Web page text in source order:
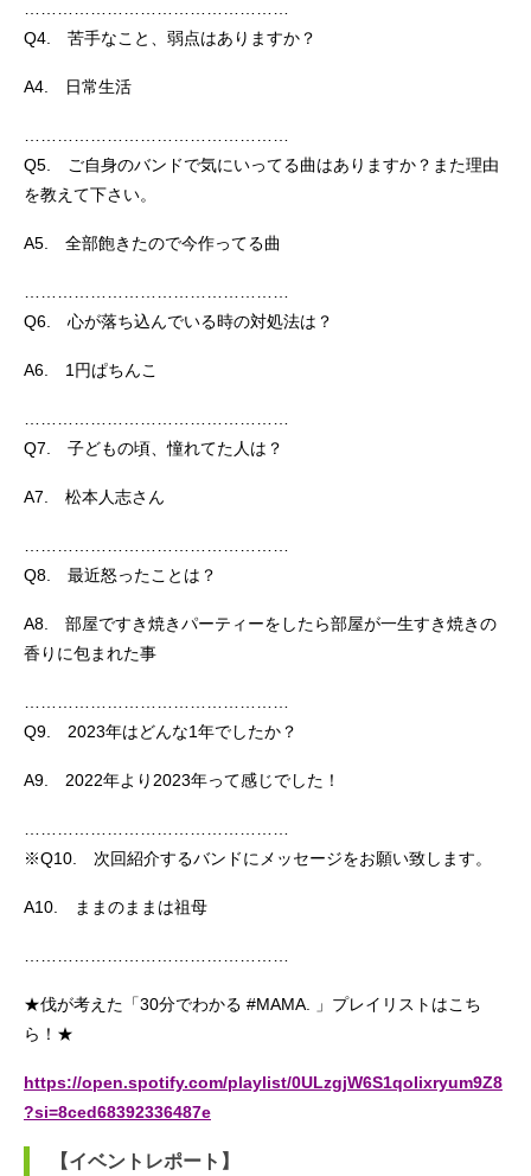
Q4. 苦手なこと、弱点はありますか？
A4. 日常生活
Q5. ご自身のバンドで気にいってる曲はありますか？また理由
を教えて下さい。
A5. 全部飽きたので今作ってる曲
Q6. 心が落ち込んでいる時の対処法は？
A6. 1円ぱちんこ
Q7. 子どもの頃、憧れてた人は？
A7. 松本人志さん
Q8. 最近怒ったことは？
A8. 部屋ですき焼きパーティーをしたら部屋が一生すき焼きの
香りに包まれた事
Q9. 2023年はどんな1年でしたか？
A9. 2022年より2023年って感じでした！
※Q10. 次回紹介するバンドにメッセージをお願い致します。
A10. ままのままは祖母
★伐が考えた「30分でわかる #MAMA. 」プレイリストはこち
ら！★
https://open.spotify.com/playlist/0ULzgjW6S1qoIixryum9Z8
?si=8ced68392336487e
【イベントレポート】